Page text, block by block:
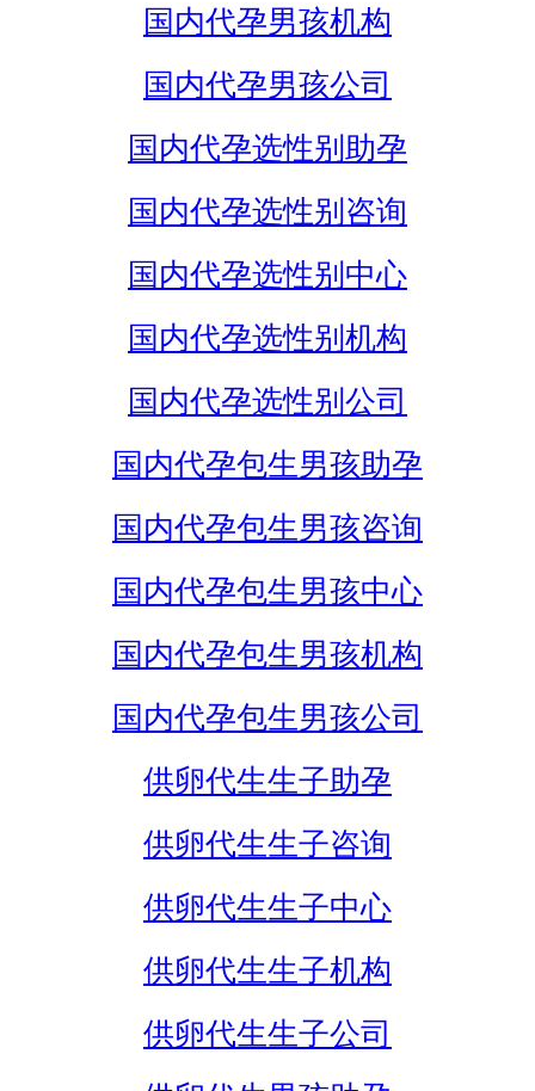
国内代孕男孩机构
国内代孕男孩公司
国内代孕选性别助孕
国内代孕选性别咨询
国内代孕选性别中心
国内代孕选性别机构
国内代孕选性别公司
国内代孕包生男孩助孕
国内代孕包生男孩咨询
国内代孕包生男孩中心
国内代孕包生男孩机构
国内代孕包生男孩公司
供卵代生生子助孕
供卵代生生子咨询
供卵代生生子中心
供卵代生生子机构
供卵代生生子公司